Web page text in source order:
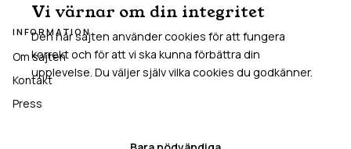
INFORMATION
Om sajten
Kontakt
Press
Vi värnar om din integritet
Den här sajten använder cookies för att fungera
korrekt och för att vi ska kunna förbättra din
upplevelse. Du väljer själv vilka cookies du godkänner.